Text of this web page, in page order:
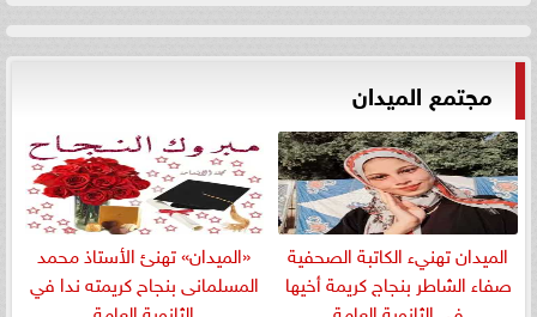
مجتمع الميدان
الميدان تهنيء الكاتبة الصحفية
صفاء الشاطر بنجاج كريمة أخيها
«الميدان» تهنئ الأستاذ محمد
المسلمانى بنجاح كريمته ندا في